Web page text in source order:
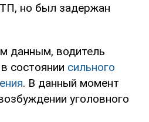
но был задержан
данным, водитель
состоянии сильного
. В данный момент
уголовного